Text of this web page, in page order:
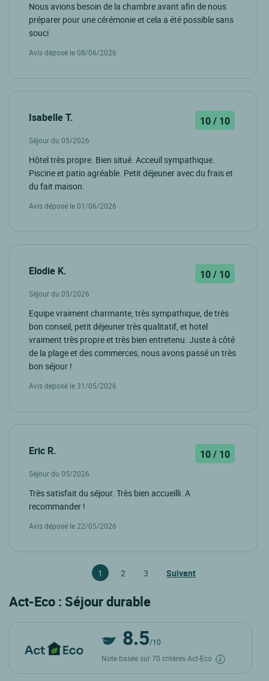
Nous avions besoin de la chambre avant afin de nous
préparer pour une cérémonie et cela a été possible sans
souci
Avis déposé le 08/06/2026
Isabelle T. 10 / 10
Séjour du 05/2026
Hôtel très propre. Bien situé. Acceuil sympathique.
Piscine et patio agréable. Petit déjeuner avec du frais et
du fait maison.
Avis déposé le 01/06/2026
Elodie K. 10 / 10
Séjour du 05/2026
Equipe vraiment charmante, très sympathique, de très
bon conseil, petit déjeuner très qualitatif, et hotel
vraiment très propre et très bien entretenu. Juste à côté
de la plage et des commerces, nous avons passé un très
bon séjour !
Avis déposé le 31/05/2026
Eric R. 10 / 10
Séjour du 05/2026
Très satisfait du séjour. Très bien accueilli. A
recommander !
Avis déposé le 22/05/2026
1 2 3 Suivant
Act-Eco : Séjour durable
8.5/10
Note basée sur 70 critères Act-Eco